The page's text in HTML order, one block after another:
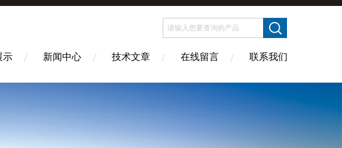
示 新闻中心 技术文章 在线留言 联系我们